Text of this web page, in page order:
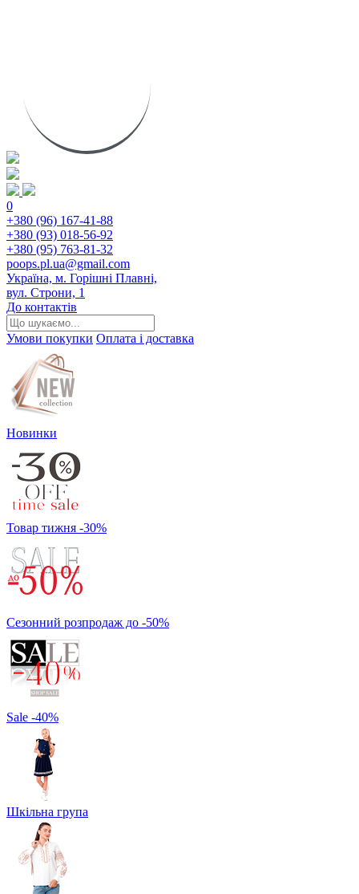
0
+380 (96) 167-41-88
+380 (93) 018-56-92
+380 (95) 763-81-32
poops.pl.ua@gmail.com
Україна, м. Горішні Плавні,
вул. Строни, 1
До контактів
Умови покупки Оплата і доставка
Новинки
Товар тижня -30%
Сезонний розпродаж до -50%
Sale -40%
Шкільна група